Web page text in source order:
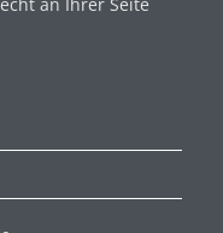
an Ihrer Seite